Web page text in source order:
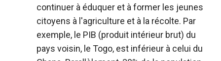
continuer à éduquer et à former les jeunes
citoyens à l'agriculture et à la récolte. Par
exemple, le PIB (produit intérieur brut) du
pays voisin, le Togo, est inférieur à celui du